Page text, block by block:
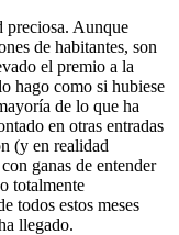
preciosa. Aunque
de habitantes, son
el premio a la
hago como si hubiese
de lo que ha
en otras entradas
(y en realidad
ganas de entender
totalmente
todos estos meses
llegado.